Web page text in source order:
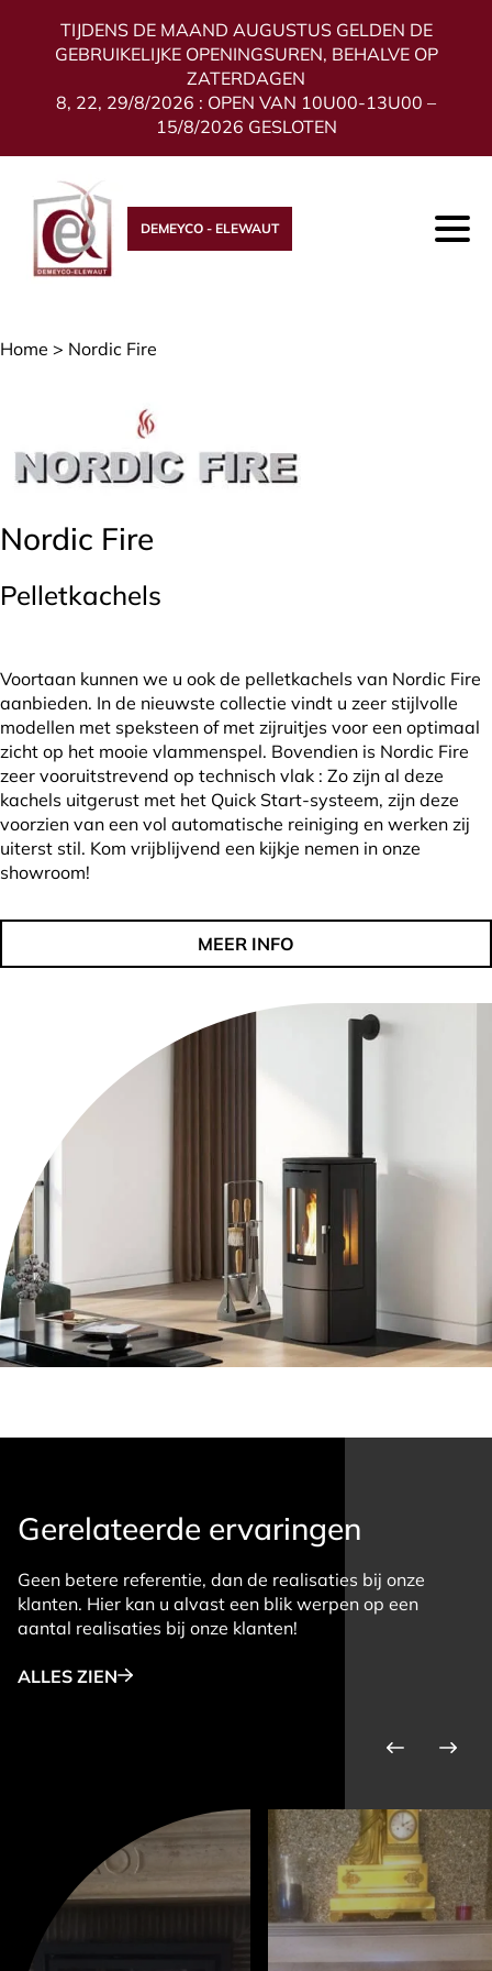
TIJDENS DE MAAND AUGUSTUS GELDEN DE
GEBRUIKELIJKE OPENINGSUREN, BEHALVE OP
ZATERDAGEN
8, 22, 29/8/2026 : OPEN VAN 10U00-13U00 –
15/8/2026 GESLOTEN
DEMEYCO - ELEWAUT
Home > Nordic Fire
Nordic Fire
Pelletkachels
Voortaan kunnen we u ook de pelletkachels van Nordic Fire
aanbieden. In de nieuwste collectie vindt u zeer stijlvolle
modellen met speksteen of met zijruitjes voor een optimaal
zicht op het mooie vlammenspel. Bovendien is Nordic Fire
zeer vooruitstrevend op technisch vlak : Zo zijn al deze
kachels uitgerust met het Quick Start-systeem, zijn deze
voorzien van een vol automatische reiniging en werken zij
uiterst stil. Kom vrijblijvend een kijkje nemen in onze
showroom!
MEER INFO
Gerelateerde ervaringen
Geen betere referentie, dan de realisaties bij onze
klanten. Hier kan u alvast een blik werpen op een
aantal realisaties bij onze klanten!
ALLES ZIEN